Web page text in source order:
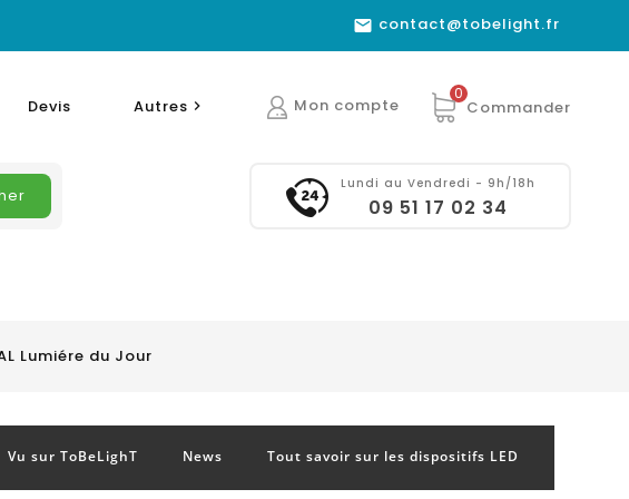
 contact@tobelight.fr
Devis Autres  Commander
0
Mon compte
Lundi au Vendredi - 9h/18h
09 51 17 02 34
Lumiére du Jour
Vu sur ToBeLighT News Tout savoir sur les dispositifs LED